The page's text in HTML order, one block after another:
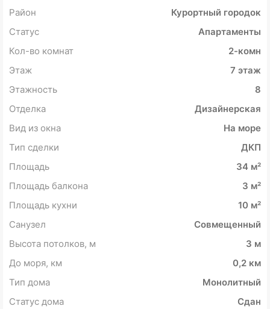
Район
Курортный городок
Статус
Апартаменты
Кол-во комнат
2-комн
Этаж
7 этаж
Этажность
8
Отделка
Дизайнерская
Вид из окна
На море
Тип сделки
ДКП
Площадь
34 м²
Площадь балкона
3 м²
Площадь кухни
10 м²
Санузел
Совмещенный
Высота потолков, м
3 м
До моря, км
0,2 км
Тип дома
Монолитный
Статус дома
Сдан